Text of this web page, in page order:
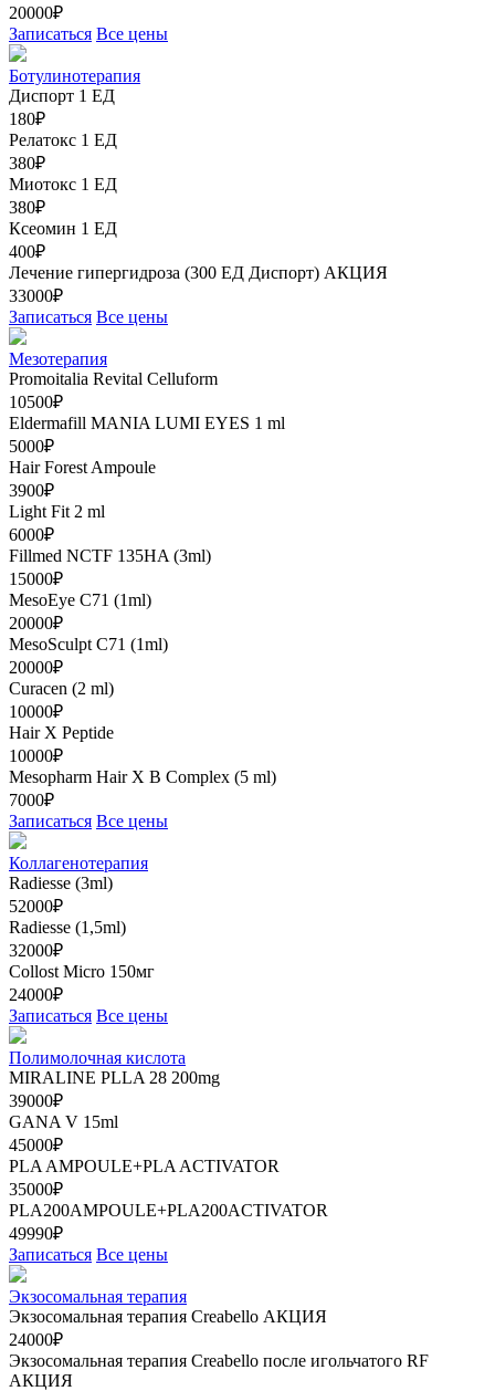
20000₽
Записаться Все цены
Ботулинотерапия
Диспорт 1 ЕД
180₽
Релатокс 1 ЕД
380₽
Миотокс 1 ЕД
380₽
Ксеомин 1 ЕД
400₽
Лечение гипергидроза (300 ЕД Диспорт) АКЦИЯ
33000₽
Записаться Все цены
Мезотерапия
Promoitalia Revital Celluform
10500₽
Eldermafill MANIA LUMI EYES 1 ml
5000₽
Hair Forest Ampoule
3900₽
Light Fit 2 ml
6000₽
Fillmed NCTF 135HA (3ml)
15000₽
MesoEye C71 (1ml)
20000₽
MesoSculpt C71 (1ml)
20000₽
Curacen (2 ml)
10000₽
Hair X Peptide
10000₽
Mesopharm Hair X В Complex (5 ml)
7000₽
Записаться Все цены
Коллагенотерапия
Radiesse (3ml)
52000₽
Radiesse (1,5ml)
32000₽
Collost Micro 150мг
24000₽
Записаться Все цены
Полимолочная кислота
MIRALINE PLLA 28 200mg
39000₽
GANA V 15ml
45000₽
PLA AMPOULE+PLA ACTIVATOR
35000₽
PLA200AMPOULE+PLA200ACTIVATOR
49990₽
Записаться Все цены
Экзосомальная терапия
Экзосомальная терапия Creabello АКЦИЯ
24000₽
Экзосомальная терапия Creabello после игольчатого RF
АКЦИЯ